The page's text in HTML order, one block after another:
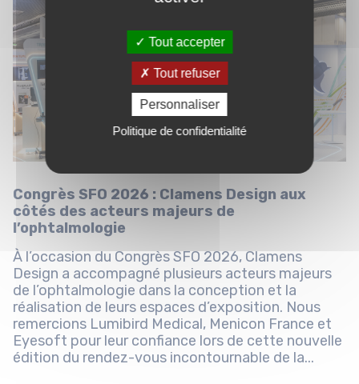
Congrès SFO 2026 : Clamens Design aux
côtés des acteurs majeurs de
l’ophtalmologie
À l’occasion du Congrès SFO 2026, Clamens
Design a accompagné plusieurs acteurs majeurs
de l’ophtalmologie dans la conception et la
réalisation de leurs espaces d’exposition. Nous
remercions Lumibird Medical, Menicon France et
Eyesoft pour leur confiance lors de cette nouvelle
édition du rendez-vous incontournable de la...
Tout accepter
Tout refuser
Personnaliser
Politique de confidentialité